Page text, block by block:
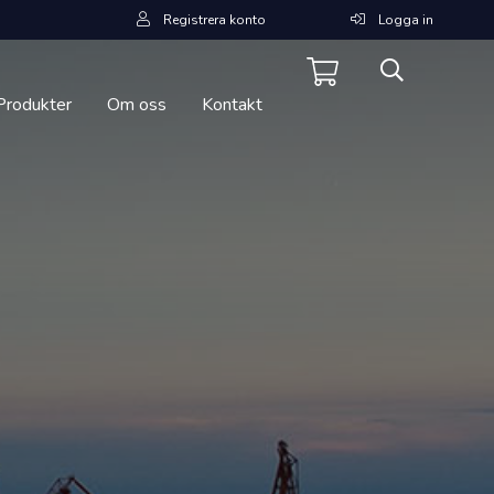
Registrera konto Logga in
Om oss Kontakt